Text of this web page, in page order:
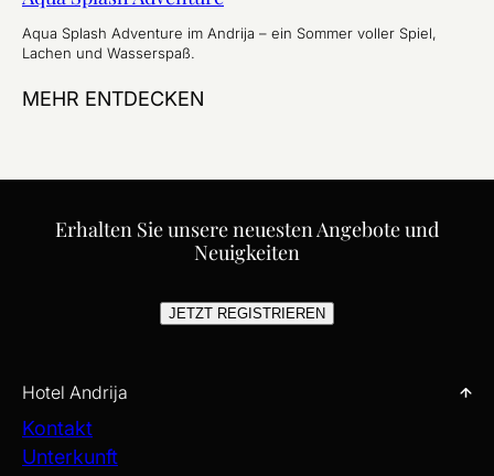
Aqua Splash Adventure im Andrija – ein Sommer voller Spiel,
Lachen und Wasserspaß.
MEHR ENTDECKEN
Erhalten Sie unsere neuesten Angebote und
Neuigkeiten
JETZT REGISTRIEREN
Hotel Andrija
Kontakt
Unterkunft